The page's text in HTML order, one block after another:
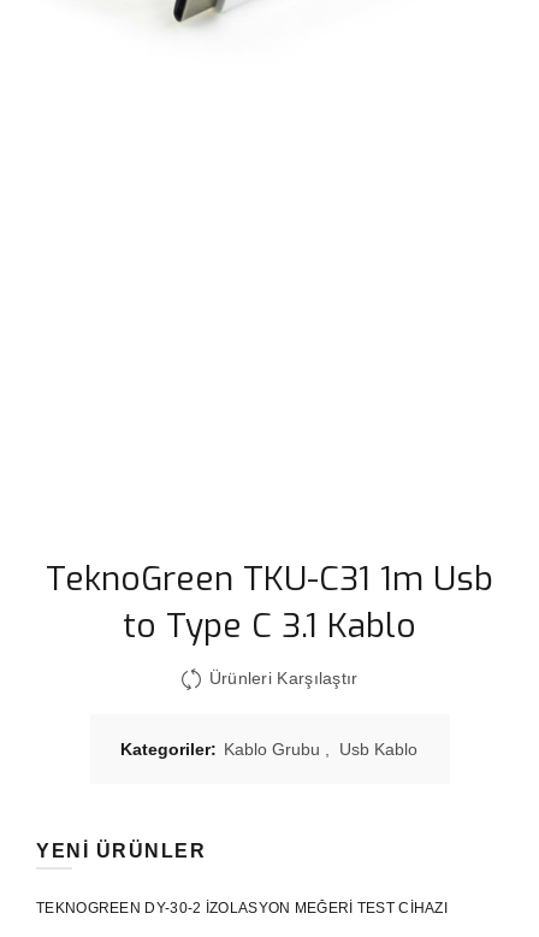
TeknoGreen TKU-C31 1m Usb
to Type C 3.1 Kablo
Ürünleri Karşılaştır
Kategoriler: Kablo Grubu Usb Kablo
YENI ÜRÜNLER
TEKNOGREEN DY-30-2 İZOLASYON MEĞERI TEST CIHAZI